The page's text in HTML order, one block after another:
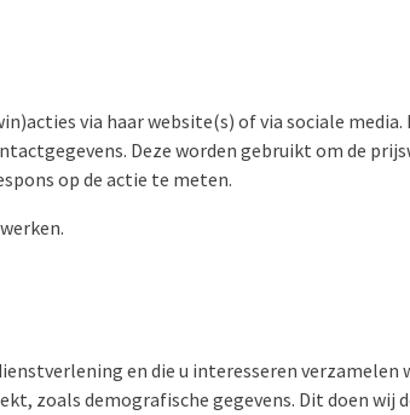
via haar website(s) of via sociale media.
Deze worden gebruikt om de
op de actie te meten.
en die u interesseren verzamelen
zoals demografische gegevens. Dit doen wij